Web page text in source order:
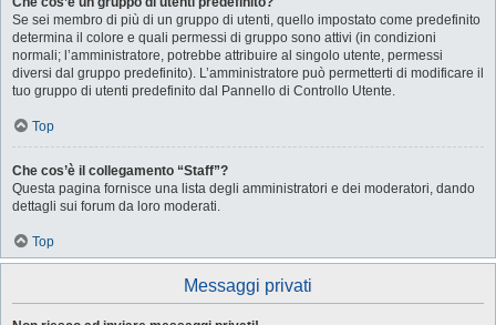
Se sei membro di più di un gruppo di utenti, quello impostato come predefinito
determina il colore e quali permessi di gruppo sono attivi (in condizioni
normali; l’amministratore, potrebbe attribuire al singolo utente, permessi
diversi dal gruppo predefinito). L’amministratore può permetterti di modificare il
tuo gruppo di utenti predefinito dal Pannello di Controllo Utente.
Top
Che cos’è il collegamento “Staff”?
Questa pagina fornisce una lista degli amministratori e dei moderatori, dando
dettagli sui forum da loro moderati.
Top
Messaggi privati